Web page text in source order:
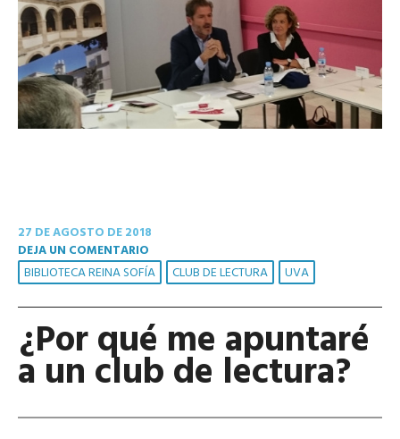
27 DE AGOSTO DE 2018
DEJA UN COMENTARIO
BIBLIOTECA REINA SOFÍA CLUB DE LECTURA UVA
¿Por qué me apuntaré
a un club de lectura?